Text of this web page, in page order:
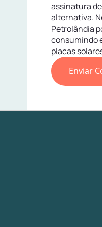
assinatura
alternativa.
Petrolândia
consumindo
placas
Enviar